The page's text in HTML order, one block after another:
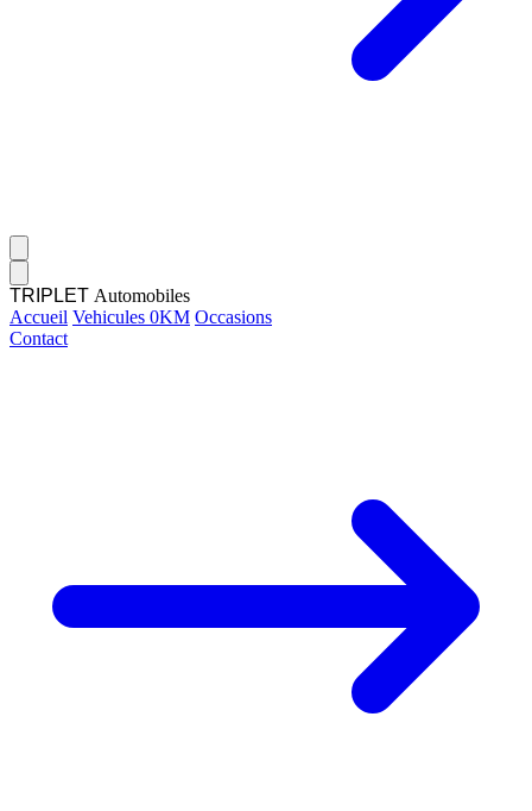
TRIPLET Automobiles
Accueil Vehicules 0KM Occasions
Contact